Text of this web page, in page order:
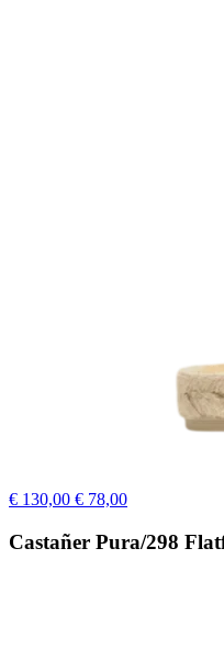
€ 130,00 € 78,00
Castañer Pura/298